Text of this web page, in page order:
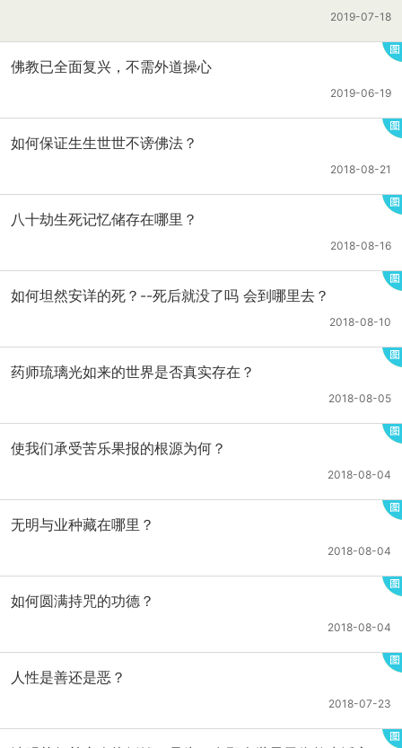
2019-07-18
佛教已全面复兴，不需外道操心
2019-06-19
如何保证生生世世不谤佛法？
2018-08-21
八十劫生死记忆储存在哪里？
2018-08-16
如何坦然安详的死？--死后就没了吗 会到哪里去？
2018-08-10
药师琉璃光如来的世界是否真实存在？
2018-08-05
使我们承受苦乐果报的根源为何？
2018-08-04
无明与业种藏在哪里？
2018-08-04
如何圆满持咒的功德？
2018-08-04
人性是善还是恶？
2018-07-23